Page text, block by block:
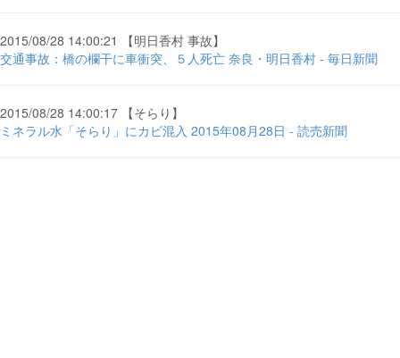
2015/08/28 14:00:21 【明日香村 事故】
交通事故：橋の欄干に車衝突、５人死亡 奈良・明日香村 - 毎日新聞
2015/08/28 14:00:17 【そらり】
ミネラル水「そらり」にカビ混入 2015年08月28日 - 読売新聞